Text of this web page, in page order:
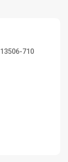
13506-710